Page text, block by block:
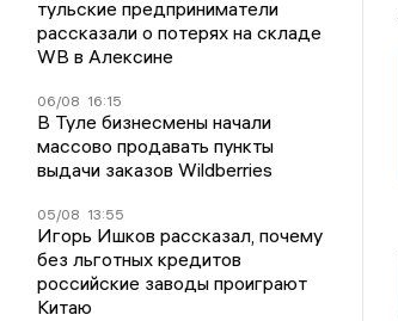
тульские предприниматели
рассказали о потерях на складе
WB в Алексине
06/08 16:15
В Туле бизнесмены начали
массово продавать пункты
выдачи заказов Wildberries
05/08 13:55
Игорь Ишков рассказал, почему
без льготных кредитов
российские заводы проиграют
Китаю